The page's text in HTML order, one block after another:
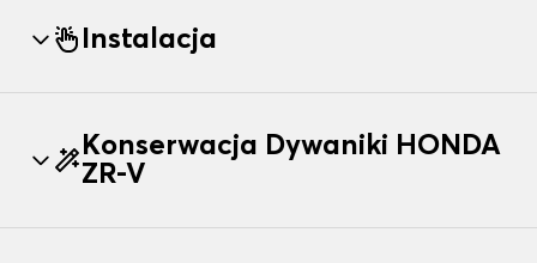
Instalacja
Konserwacja Dywaniki HONDA
ZR-V